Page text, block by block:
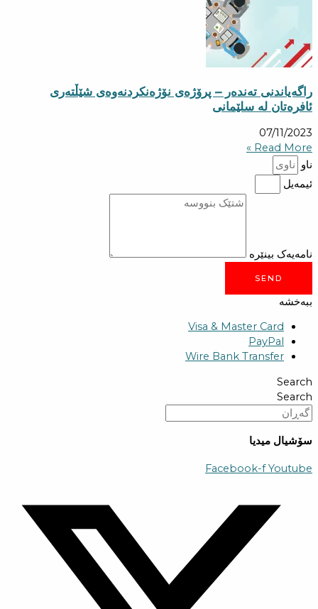
راگەیاندنی تەندەر – پرۆژەی نۆژەنكردنەوەی شێڵتەری
ئافرەتان لە سلێمانی
07/11/2023
Read More »
ناو
ئیمەیل
نامەیەک بینێرە
SEND
ببەخشە
Visa & Master Card
PayPal
Wire Bank Transfer
Search
Search
سۆشیال میدیا
Facebook-f Youtube